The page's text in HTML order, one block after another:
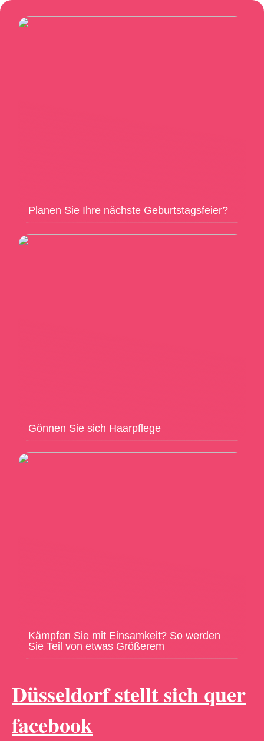
Planen Sie Ihre nächste Geburtstagsfeier?
Gönnen Sie sich Haarpflege
Kämpfen Sie mit Einsamkeit? So werden
Sie Teil von etwas Größerem
Düsseldorf stellt sich quer
facebook